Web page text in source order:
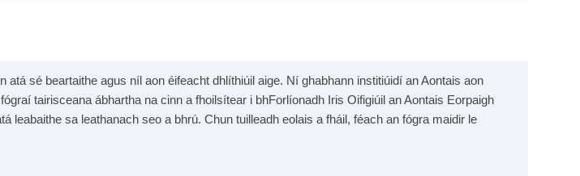
sé beartaithe agus níl aon éifeacht dhlíthiúil aige. Ní ghabhann institiúidí an Aontais aon
tairisceana ábhartha na cinn a fhoilsítear i bhForlíonadh Iris Oifigiúil an Aontais Eorpaigh
leabaithe sa leathanach seo a bhrú. Chun tuilleadh eolais a fháil, féach an fógra maidir le